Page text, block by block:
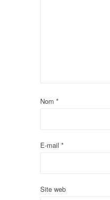
d
a
t
Nom *
E-mail *
Site web